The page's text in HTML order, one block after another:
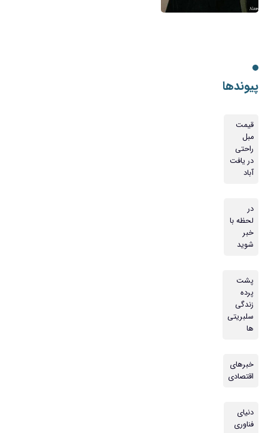
پیوندها
قیمت
مبل
راحتی
در یافت
آباد
در
لحظه با
خبر
شوید
پشت
پرده
زندگی
سلبریتی
ها
خبرهای
اقتصادی
دنیای
فناوری